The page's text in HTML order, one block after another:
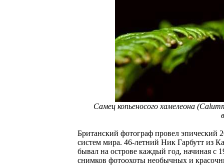
Самец копьеносого хамелеона
Британский фотограф провел эпический
систем мира. 46-летний Ник Гарбутт из
бывал на острове каждый год, начиная с
снимков фотоохоты необычных и